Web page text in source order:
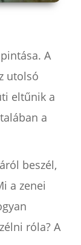
A
utolsó
eltűnik a
a
beszél,
a zenei
róla? A